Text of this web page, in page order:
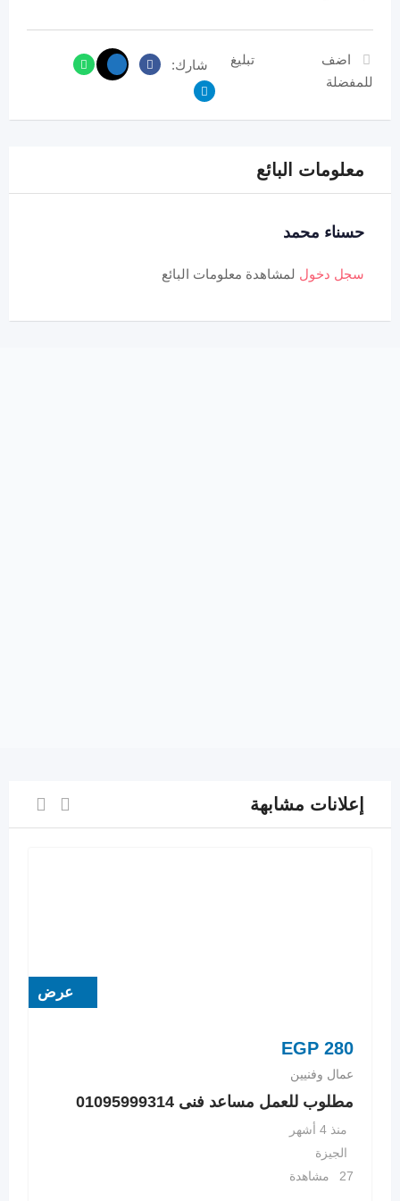
اضف
للمفضلة
تبليغ شارك:
معلومات البائع
حسناء محمد
سجل دخول لمشاهدة معلومات البائع
إعلانات مشابهة
عرض
EGP 280
عمال وفنيين
مطلوب للعمل مساعد فنى 01095999314
منذ 4 أشهر
الجيزة
27 مشاهدة